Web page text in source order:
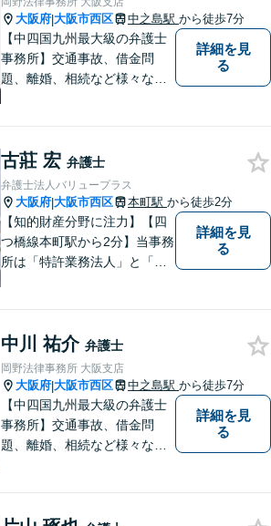
大阪府|大阪市西区 中之島駅 から徒歩7分
【中四国九州最大級の弁護士
事務所】交通事故、借金問
題、離婚、相続など様々な問
い！
詳細を見
る
古莊 宏 弁護士
弁護士法人バリュープラス
大阪府|大阪市西区 本町駅 から徒歩2分
【知的財産分野に注力】【四
つ橋線本町駅から2分】当事務
所は「特許業務法人」と「弁
ュニケーション」を大切に
し、喜んで頂けるサービスを
提供いたします【法テラス利
用可】
詳細を見
る
中川 祐介 弁護士
岡野法律事務所 大阪支店
大阪府|大阪市西区 中之島駅 から徒歩7分
【中四国九州最大級の弁護士
事務所】交通事故、借金問
題、離婚、相続など様々な問
詳細を見
る